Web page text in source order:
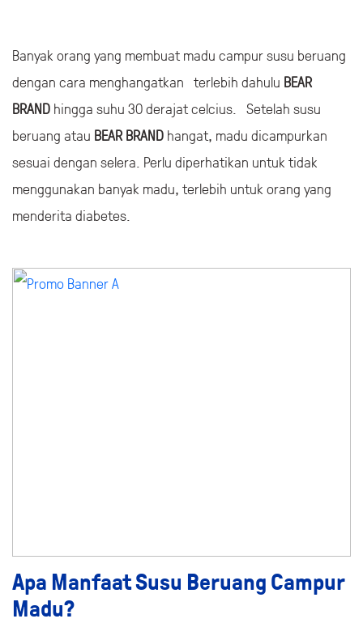
Banyak orang yang membuat madu campur susu beruang
dengan cara menghangatkan terlebih dahulu BEAR
BRAND hingga suhu 30 derajat celcius. Setelah susu
beruang atau BEAR BRAND hangat, madu dicampurkan
sesuai dengan selera. Perlu diperhatikan untuk tidak
menggunakan banyak madu, terlebih untuk orang yang
menderita diabetes.
Apa Manfaat Susu Beruang Campur
Madu?